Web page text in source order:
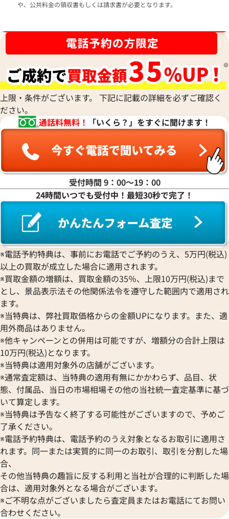
や、公共料金の領収書もしくは請求書が必要となります。
上限・条件がございます。 下記に記載の詳細を必ずご確認く
ださい。
通話料無料！
「いくら？」をすぐに聞けます！
受付時間 9：00〜19：00
24時間いつでも受付中！最短30秒で完了！
※電話予約特典は、事前にお電話でご予約のうえ、5万円(税込)
以上の買取が成立した場合に適用されます。
※買取金額の増額は、買取金額の35％、上限10万円(税込)まで
とし、景品表示法その他関係法令を遵守した範囲内で適用され
ます。
※当特典は、弊社買取価格からの金額UPになります。また、適
用外商品はありません。
※他キャンペーンとの併用は可能ですが、増額分の合計上限は
10万円(税込)となります。
※当特典は適用対象外の店舗がございます。
※通常査定額は、当特典の適用有無にかかわらず、品目、状
態、付属品、当日の市場相場その他の当社統一査定基準に基づ
いて算定します。
※当特典は予告なく終了する可能性がございますので、予めご
了承ください。
※電話予約特典は、電話予約のうえ対象となるお取引に適用さ
れます。同一または実質的に同一のお取引、取引を分割した場
合、
その他当特典の趣旨に反する利用と当社が合理的に判断した場
合は、適用対象外となる場合がございます。
※ご不明な点がございましたら査定員またはお電話にてお問い
合わせください。